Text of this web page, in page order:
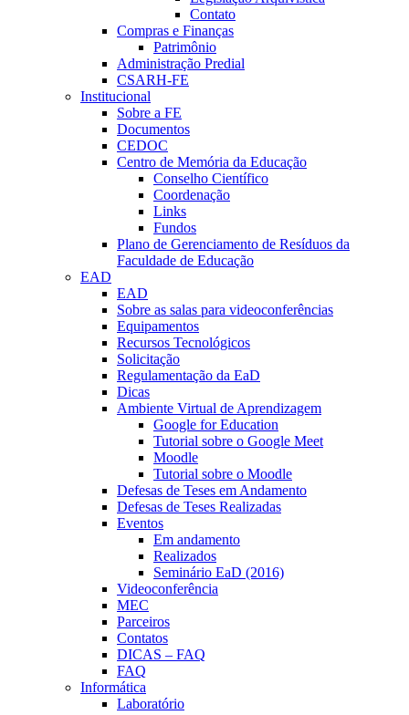
Contato
Compras e Finanças
Patrimônio
Administração Predial
CSARH-FE
Institucional
Sobre a FE
Documentos
CEDOC
Centro de Memória da Educação
Conselho Científico
Coordenação
Links
Fundos
Plano de Gerenciamento de Resíduos da
Faculdade de Educação
EAD
EAD
Sobre as salas para videoconferências
Equipamentos
Recursos Tecnológicos
Solicitação
Regulamentação da EaD
Dicas
Ambiente Virtual de Aprendizagem
Google for Education
Tutorial sobre o Google Meet
Moodle
Tutorial sobre o Moodle
Defesas de Teses em Andamento
Defesas de Teses Realizadas
Eventos
Em andamento
Realizados
Seminário EaD (2016)
Videoconferência
MEC
Parceiros
Contatos
DICAS – FAQ
FAQ
Informática
Laboratório